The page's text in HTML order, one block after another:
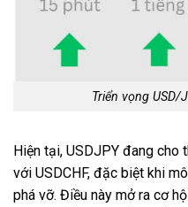
Triển vọng
Hiện tại, USDJPY đang cho
với USDCHF, đặc biệt khi
phá vỡ. Điều này mở ra cơ